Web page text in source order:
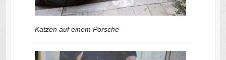
Katzen auf einem Porsche